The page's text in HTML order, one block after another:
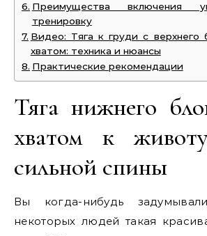
Преимущества включения
тренировку
Видео: Тяга к груди с верхнего
хватом: техника и нюансы
Практические рекомендации
Тяга нижнего
хватом к
сильной спины
Вы когда-нибудь
некоторых людей такая